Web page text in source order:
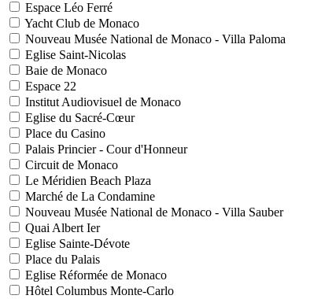
Espace Léo Ferré
Yacht Club de Monaco
Nouveau Musée National de Monaco - Villa Paloma
Eglise Saint-Nicolas
Baie de Monaco
Espace 22
Institut Audiovisuel de Monaco
Eglise du Sacré-Cœur
Place du Casino
Palais Princier - Cour d'Honneur
Circuit de Monaco
Le Méridien Beach Plaza
Marché de La Condamine
Nouveau Musée National de Monaco - Villa Sauber
Quai Albert Ier
Eglise Sainte-Dévote
Place du Palais
Eglise Réformée de Monaco
Hôtel Columbus Monte-Carlo